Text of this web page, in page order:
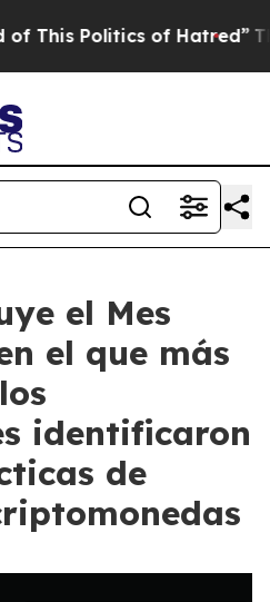
Politics of Hatred” The
el Mes
el que más
identificaron
de